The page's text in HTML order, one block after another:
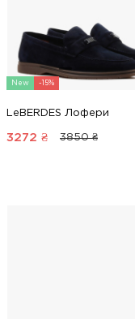
New -15%
LeBERDES Лофери
3272 ₴ 3850 ₴